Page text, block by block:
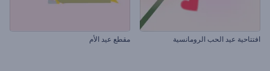
افتتاحية عيد الحب الرومانسية مقطع عيد الأم